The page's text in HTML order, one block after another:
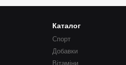
Каталог
Спорт
Добавки
Вітаміни